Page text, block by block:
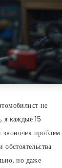
не
я каждые 15
проблем
но даже